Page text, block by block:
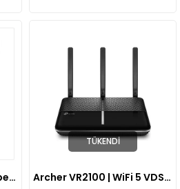
Asus DSL-AC51 AC750 Ebeveyn Destekli Çift Bant Adsl-Vdsl-Wifi Modem Router
TÜKENDI
Archer VR2100 | WiFi 5 VDSL/ADSL Modem Router | Fiber Destekli | AC2100 Mbps | Super VDSL | 4 Gigabit LAN | 1 USB 3.0 | MU-MIMO | Dual Band | Tether Uygulaması ile Kolay Kurulum